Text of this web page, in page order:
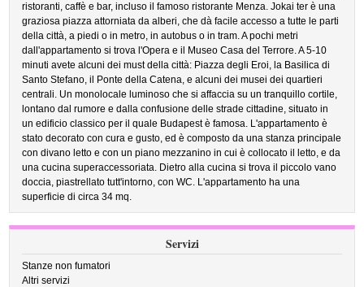
ristoranti, caffè e bar, incluso il famoso ristorante Menza. Jokai ter è una
graziosa piazza attorniata da alberi, che dà facile accesso a tutte le parti
della città, a piedi o in metro, in autobus o in tram. A pochi metri
dall'appartamento si trova l'Opera e il Museo Casa del Terrore. A 5-10
minuti avete alcuni dei must della città: Piazza degli Eroi, la Basilica di
Santo Stefano, il Ponte della Catena, e alcuni dei musei dei quartieri
centrali. Un monolocale luminoso che si affaccia su un tranquillo cortile,
lontano dal rumore e dalla confusione delle strade cittadine, situato in
un edificio classico per il quale Budapest è famosa. L'appartamento è
stato decorato con cura e gusto, ed è composto da una stanza principale
con divano letto e con un piano mezzanino in cui è collocato il letto, e da
una cucina superaccessoriata. Dietro alla cucina si trova il piccolo vano
doccia, piastrellato tutt'intorno, con WC. L'appartamento ha una
superficie di circa 34 mq.
Servizi
Stanze non fumatori
Altri servizi